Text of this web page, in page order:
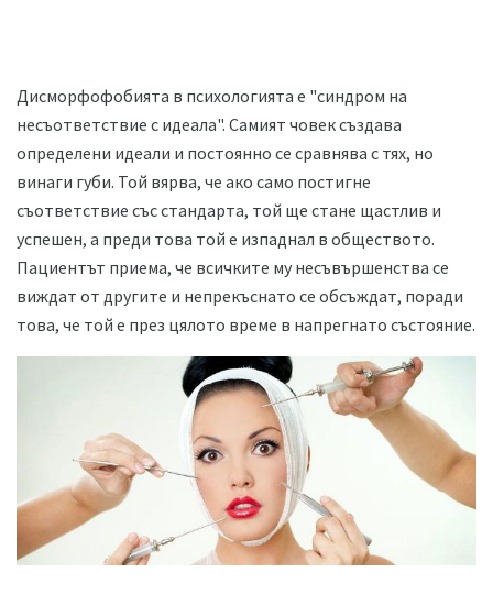
Дисморфофобията в психологията е "синдром на
несъответствие с идеала". Самият човек създава
определени идеали и постоянно се сравнява с тях, но
винаги губи. Той вярва, че ако само постигне
съответствие със стандарта, той ще стане щастлив и
успешен, а преди това той е изпаднал в обществото.
Пациентът приема, че всичките му несъвършенства се
виждат от другите и непрекъснато се обсъждат, поради
това, че той е през цялото време в напрегнато състояние.